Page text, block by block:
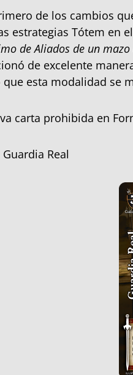
de los cambios
estrategias Tótem en
de Aliados de un
de excelente
que esta modalidad se
carta prohibida en
Guardia Real